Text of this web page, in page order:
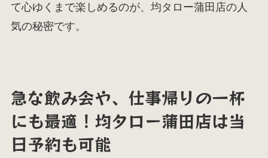
て心ゆくまで楽しめるのが、均タロー蒲田店の人
気の秘密です。
急な飲み会や、仕事帰りの一杯
にも最適！均タロー蒲田店は当
日予約も可能